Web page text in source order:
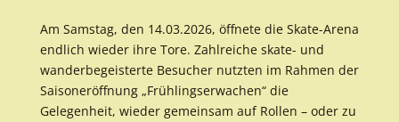
Am Samstag, den 14.03.2026, öffnete die Skate-Arena
endlich wieder ihre Tore. Zahlreiche skate- und
wanderbegeisterte Besucher nutzten im Rahmen der
Saisoneröffnung „Frühlingserwachen“ die
Gelegenheit, wieder gemeinsam auf Rollen – oder zu